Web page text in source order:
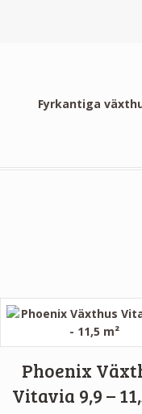
Fyrkantiga
Phoenix
Vitavia 9,9 –